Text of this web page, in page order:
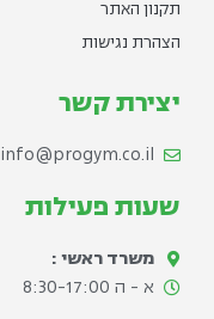
תקנון האתר
הצהרת נגישות
יצירת קשר
info@progym.co.il
שעות פעילות
משרד ראשי :
א - ה 8:30-17:00​